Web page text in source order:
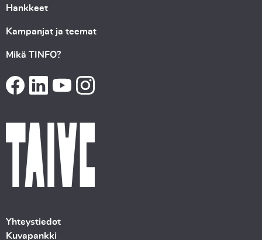
Hankkeet
Kampanjat ja teemat
Mikä TINFO?
Yhteystiedot
Kuvapankki